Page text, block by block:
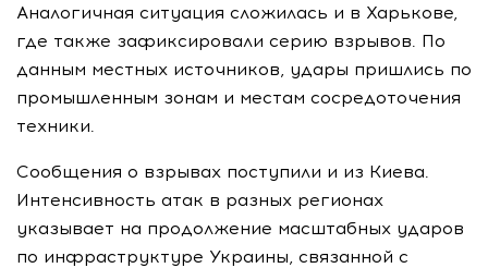
Аналогичная ситуация сложилась и в Харькове,
где также зафиксировали серию взрывов. По
данным местных источников, удары пришлись по
промышленным зонам и местам сосредоточения
техники.
Сообщения о взрывах поступили и из Киева.
Интенсивность атак в разных регионах
указывает на продолжение масштабных ударов
по инфраструктуре Украины, связанной с